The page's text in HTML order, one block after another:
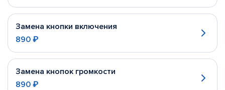
Замена кнопки включения
890 ₽
Замена кнопок громкости
890 ₽